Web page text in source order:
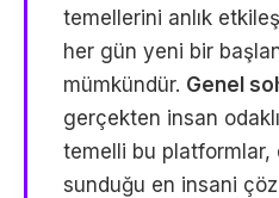
temellerini anlık
her gün yeni bir
mümkündür. Genel
gerçekten insan
temelli bu platformlar,
sunduğu en insani